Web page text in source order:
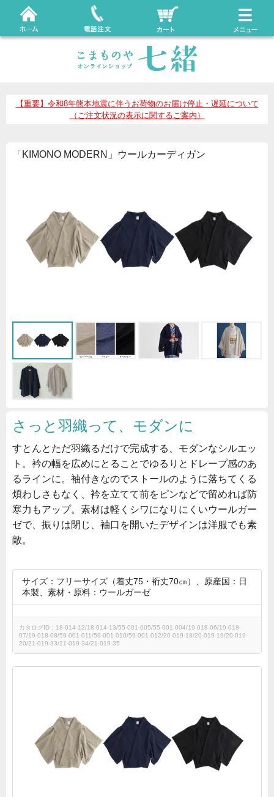
【重要】令和8年熊本地震に伴うお荷物のお届け停止・遅延について
（ご注文状況の表示に関するご案内）
「KIMONO MODERN」ウールカーディガン
さっと羽織って、モダンに
すとんとただ羽織るだけで完成する、モダンなシルエッ
ト。衿の幅を広めにとることでゆるりとドレープ感のあ
るラインに。袖付きなのでストールのように落ちてくる
煩わしさもなく、衿を立てて前をピンなどで留めれば防
寒力もアップ。素材は軽くシワになりにくいウールガー
ゼで、振りは閉じ、袖口を開いたデザインは洋服でも素
敵。
サイズ：フリーサイズ（着丈75・裄丈70㎝）、原産国：日
本製、素材・原料：ウールガーゼ
カタログID：18-014-12/18-014-13/55-001-005/55-001-004/19-018-06/19-018-
07/19-018-08/59-001-011/59-001-010/59-001-012/20-019-18/20-019-19/20-019-
20/21-019-33/21-019-34/21-019-35